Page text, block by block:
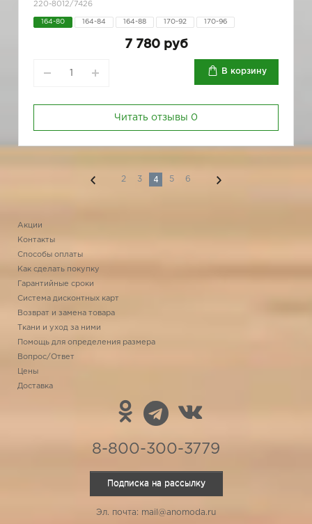
220-8012/7426
164-80 164-84 164-88 170-92 170-96
7 780 руб
В корзину
Читать отзывы 0
2 3 4 5 6
Акции
Контакты
Способы оплаты
Как сделать покупку
Гарантийные сроки
Система дисконтных карт
Возврат и замена товара
Ткани и уход за ними
Помощь для определения размера
Вопрос/Ответ
Цены
Доставка
8-800-300-3779
Подписка на рассылку
Эл. почта: mail@anomoda.ru